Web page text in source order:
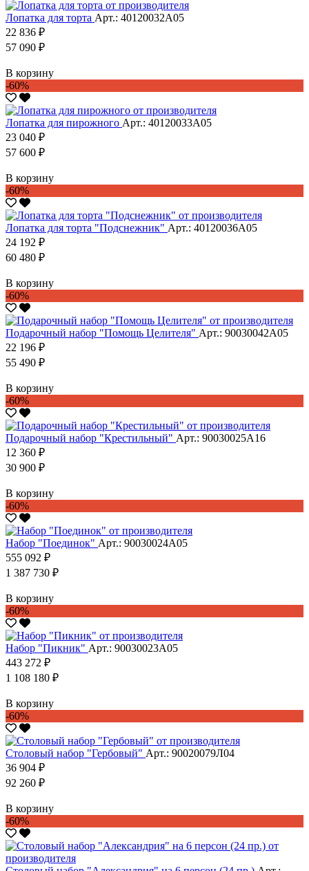
Лопатка для торта Арт.: 40120032А05
22 836 ₽
57 090 ₽
В корзину
-60%
Лопатка для пирожного Арт.: 40120033А05
23 040 ₽
57 600 ₽
В корзину
-60%
Лопатка для торта "Подснежник" Арт.: 40120036А05
24 192 ₽
60 480 ₽
В корзину
-60%
Подарочный набор "Помощь Целителя" Арт.: 90030042А05
22 196 ₽
55 490 ₽
В корзину
-60%
Подарочный набор "Крестильный" Арт.: 90030025А16
12 360 ₽
30 900 ₽
В корзину
-60%
Набор "Поединок" Арт.: 90030024А05
555 092 ₽
1 387 730 ₽
В корзину
-60%
Набор "Пикник" Арт.: 90030023А05
443 272 ₽
1 108 180 ₽
В корзину
-60%
Столовый набор "Гербовый" Арт.: 90020079Л04
36 904 ₽
92 260 ₽
В корзину
-60%